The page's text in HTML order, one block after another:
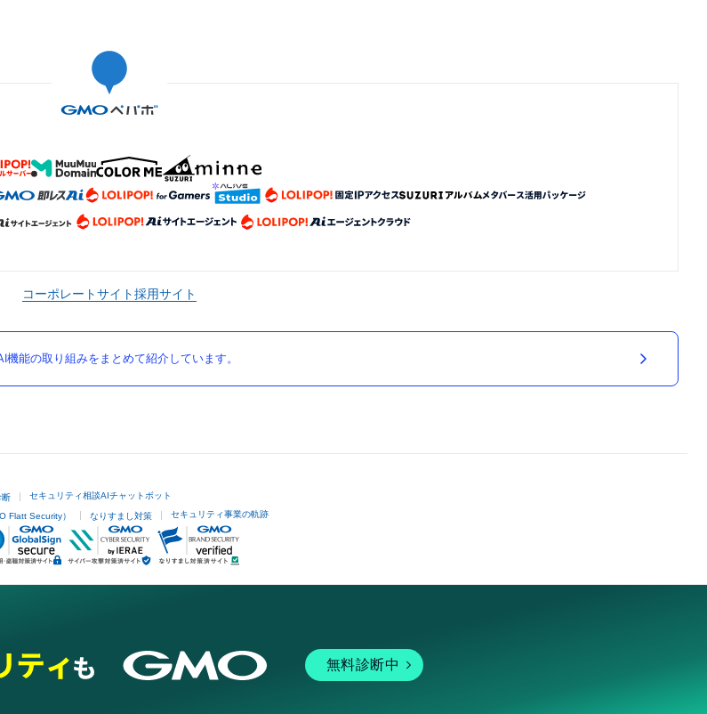
コーポレートサイト採用サイト
能の取り組みをまとめて紹介しています。
断 セキュリティ相談AIチャットボット
Flatt Security） なりすまし対策 セキュリティ事業の軌跡
無料診断中